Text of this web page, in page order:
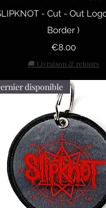
- Cut - Out
Border )
Price
€8.00
🚚 Livraison & retours
disponible